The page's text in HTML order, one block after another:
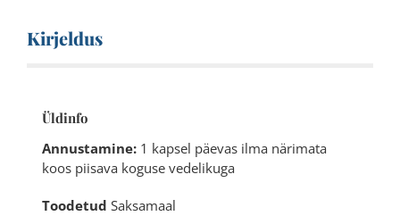
Kirjeldus
Üldinfo
Annustamine:1 kapsel päevas ilma närimata
koos piisava koguse vedelikuga
Toodetud Saksamaal